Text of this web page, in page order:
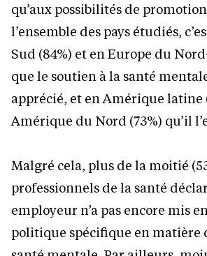
qu’aux possibilités de
l’ensemble des pays étudiés,
Sud (84%) et en Europe du
que le soutien à la santé
apprécié, et en Amérique latine
Amérique du Nord (73%) qu’il
Malgré cela, plus de la moitié
professionnels de la santé
employeur n’a pas encore mis
politique spécifique en matière